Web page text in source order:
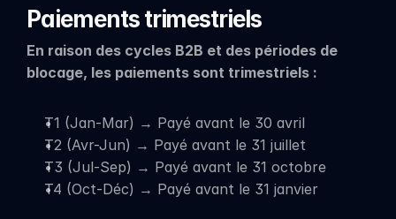
Paiements trimestriels
En raison des cycles B2B et des périodes de
blocage, les paiements sont trimestriels :
T1 (Jan-Mar) → Payé avant le 30 avril
T2 (Avr-Jun) → Payé avant le 31 juillet
T3 (Jul-Sep) → Payé avant le 31 octobre
T4 (Oct-Déc) → Payé avant le 31 janvier